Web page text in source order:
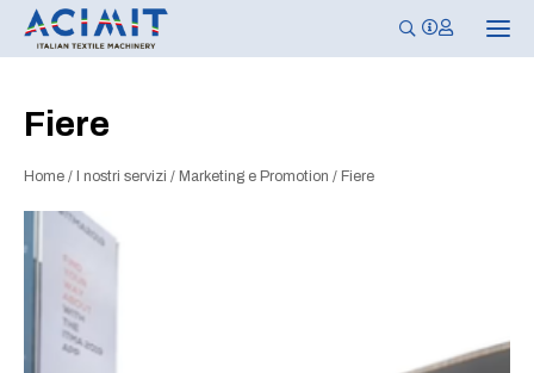
N
a
Fiere
Home / I nostri servizi / Marketing e Promotion / Fiere